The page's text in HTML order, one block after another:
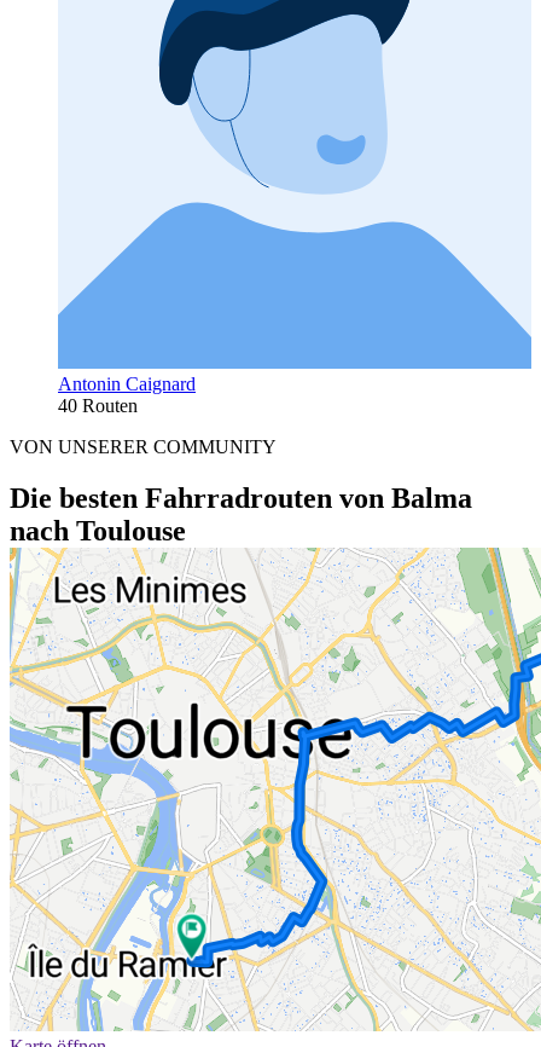
Antonin Caignard
40 Routen
VON UNSERER COMMUNITY
Die besten Fahrradrouten von Balma
nach Toulouse